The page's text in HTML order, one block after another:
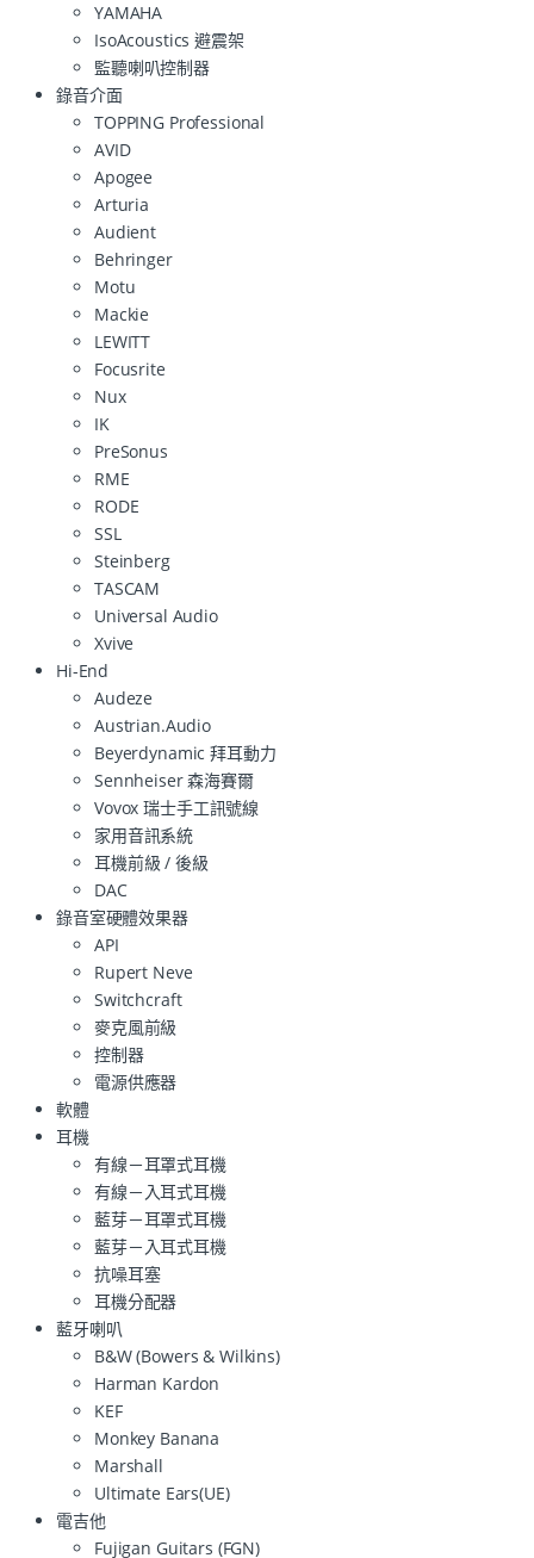
YAMAHA
IsoAcoustics 避震架
監聽喇叭控制器
錄音介面
TOPPING Professional
AVID
Apogee
Arturia
Audient
Behringer
Motu
Mackie
LEWITT
Focusrite
Nux
IK
PreSonus
RME
RODE
SSL
Steinberg
TASCAM
Universal Audio
Xvive
Hi-End
Audeze
Austrian.Audio
Beyerdynamic 拜耳動力
Sennheiser 森海賽爾
Vovox 瑞士手工訊號線
家用音訊系統
耳機前級 / 後級
DAC
錄音室硬體效果器
API
Rupert Neve
Switchcraft
麥克風前級
控制器
電源供應器
軟體
耳機
有線－耳罩式耳機
有線－入耳式耳機
藍芽－耳罩式耳機
藍芽－入耳式耳機
抗噪耳塞
耳機分配器
藍牙喇叭
B&W (Bowers & Wilkins)
Harman Kardon
KEF
Monkey Banana
Marshall
Ultimate Ears(UE)
電吉他
Fujigan Guitars (FGN)